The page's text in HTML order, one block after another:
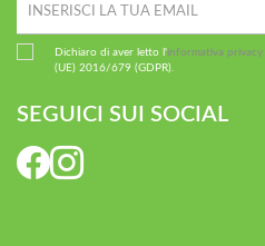
Dichiaro di aver letto l'informativa privacy
(UE) 2016/679 (GDPR).
SEGUICI SUI SOCIAL